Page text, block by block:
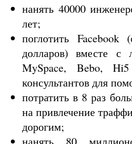
нанять 40000
лет;
поглотить
долларов) вместе с
MySpace, Bebo,
консультантов для
потратить в 8 раз
на привлечение
дорогим;
нанять 80